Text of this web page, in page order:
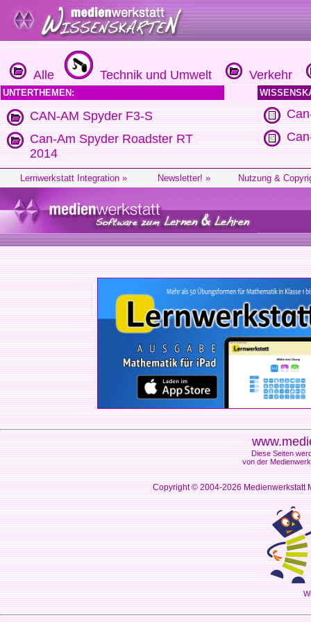
Alle Technik und Umwelt Verkehr
UNTERTHEMEN:
CAN-AM Spyder F3-S
Can-Am Spyder Roadster RT
2014
Lernwerkstatt Integration » Newsletter! » Nutzung &
Diese Seiten
von der
Copyright © 2004-2026Medienwerkstatt